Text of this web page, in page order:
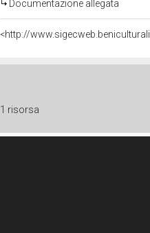
Documentazione allegata
<http://
1 risorsa